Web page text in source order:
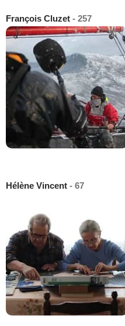
François Cluzet - 257
Hélène Vincent - 67